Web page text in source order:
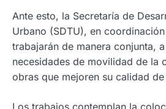
Ante esto, la Secretaría de
Urbano (SDTU), en
trabajarán de manera conjunta,
necesidades de movilidad de la
obras que mejoren su calidad